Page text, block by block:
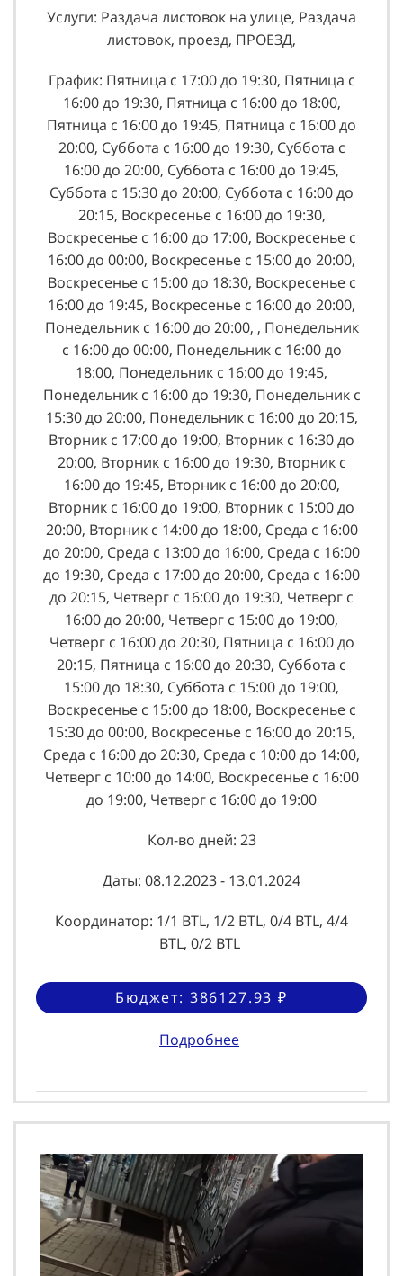
Услуги: Раздача листовок на улице, Раздача
листовок, проезд, ПРОЕЗД,
График: Пятница с 17:00 до 19:30, Пятница с
16:00 до 19:30, Пятница с 16:00 до 18:00,
Пятница с 16:00 до 19:45, Пятница с 16:00 до
20:00, Суббота с 16:00 до 19:30, Суббота с
16:00 до 20:00, Суббота с 16:00 до 19:45,
Суббота с 15:30 до 20:00, Суббота с 16:00 до
20:15, Воскресенье с 16:00 до 19:30,
Воскресенье с 16:00 до 17:00, Воскресенье с
16:00 до 00:00, Воскресенье с 15:00 до 20:00,
Воскресенье с 15:00 до 18:30, Воскресенье с
16:00 до 19:45, Воскресенье с 16:00 до 20:00,
Понедельник с 16:00 до 20:00, , Понедельник
с 16:00 до 00:00, Понедельник с 16:00 до
18:00, Понедельник с 16:00 до 19:45,
Понедельник с 16:00 до 19:30, Понедельник с
15:30 до 20:00, Понедельник с 16:00 до 20:15,
Вторник с 17:00 до 19:00, Вторник с 16:30 до
20:00, Вторник с 16:00 до 19:30, Вторник с
16:00 до 19:45, Вторник с 16:00 до 20:00,
Вторник с 16:00 до 19:00, Вторник с 15:00 до
20:00, Вторник с 14:00 до 18:00, Среда с 16:00
до 20:00, Среда с 13:00 до 16:00, Среда с 16:00
до 19:30, Среда с 17:00 до 20:00, Среда с 16:00
до 20:15, Четверг с 16:00 до 19:30, Четверг с
16:00 до 20:00, Четверг с 15:00 до 19:00,
Четверг с 16:00 до 20:30, Пятница с 16:00 до
20:15, Пятница с 16:00 до 20:30, Суббота с
15:00 до 18:30, Суббота с 15:00 до 19:00,
Воскресенье с 15:00 до 18:00, Воскресенье с
15:30 до 00:00, Воскресенье с 16:00 до 20:15,
Среда с 16:00 до 20:30, Среда с 10:00 до 14:00,
Четверг с 10:00 до 14:00, Воскресенье с 16:00
до 19:00, Четверг с 16:00 до 19:00
Кол-во дней: 23
Даты: 08.12.2023 - 13.01.2024
Координатор: 1/1 BTL, 1/2 BTL, 0/4 BTL, 4/4
BTL, 0/2 BTL
Бюджет: 386127.93 ₽
Подробнее